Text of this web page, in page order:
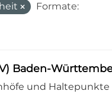
Formate:
Baden-
und Haltepunkte